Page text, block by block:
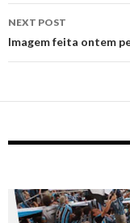
NEXT POST
Imagem feita ontem